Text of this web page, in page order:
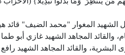
الشهيد المغوار "محمد الضيف" قائد
والقائد المجاهد الشهيد غازي أبو
البشرية، والقائد المجاهد الشهيد